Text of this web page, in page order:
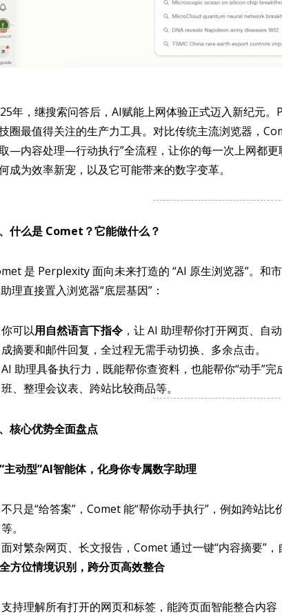
年，继搜索问答后，AI赋能上网体验正式迈入新纪元
圈最值得关注的生产力工具。对比传统主流浏览器，
—内容处理—行动执行”全流程，让你的每一次上网都
成为效率新宠，以及它可能带来的数字变革。
什么是 Comet？它能做什么？
是 Perplexity 面向未来打造的 “AI 原生浏览器”。和
理直接置入浏览器“底层基因”：
你可以用自然语言下指令，让 AI 助理帮你打开网页、自
成摘要和邮件回复，全过程无需手动切换、多余点击。
AI 助理具备执行力，既能帮你查资料，也能帮你“动手”
班、整理会议表、跨站比较商品等。
核心优势全面盘点
主动型”AI智能体，化身你专属数字助理
不只是“给答案”，Comet 能“帮你动手执行”，例如跨站
等。
面对繁杂网页、长文报告，Comet 通过一键“内容摘要”
方位情境识别，跨分页高效整合
支持理解所有打开的网页和标签，能跨页面智能整合内